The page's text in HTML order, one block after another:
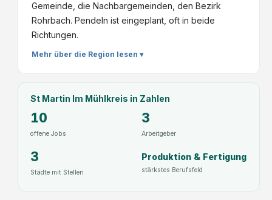
Gemeinde, die Nachbargemeinden, den Bezirk
Rohrbach. Pendeln ist eingeplant, oft in beide
Richtungen.
Mehr über die Region lesen ▾
St Martin Im Mühlkreis in Zahlen
10
offene Jobs
3
Arbeitgeber
3
Städte mit Stellen
Produktion & Fertigung
stärkstes Berufsfeld